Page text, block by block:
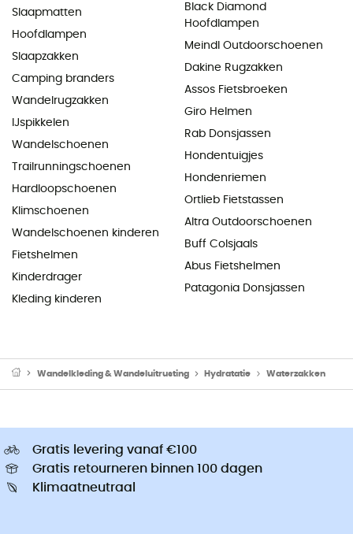
Slaapmatten
Hoofdlampen
Slaapzakken
Camping branders
Wandelrugzakken
IJspikkelen
Wandelschoenen
Trailrunningschoenen
Hardloopschoenen
Klimschoenen
Wandelschoenen kinderen
Fietshelmen
Kinderdrager
Kleding kinderen
Black Diamond
Hoofdlampen
Meindl Outdoorschoenen
Dakine Rugzakken
Assos Fietsbroeken
Giro Helmen
Rab Donsjassen
Hondentuigjes
Hondenriemen
Ortlieb Fietstassen
Altra Outdoorschoenen
Buff Colsjaals
Abus Fietshelmen
Patagonia Donsjassen
Wandelkleding & Wandeluitrusting Hydratatie Waterzakken
Gratis levering vanaf €100
Gratis retourneren binnen 100 dagen
Klimaatneutraal